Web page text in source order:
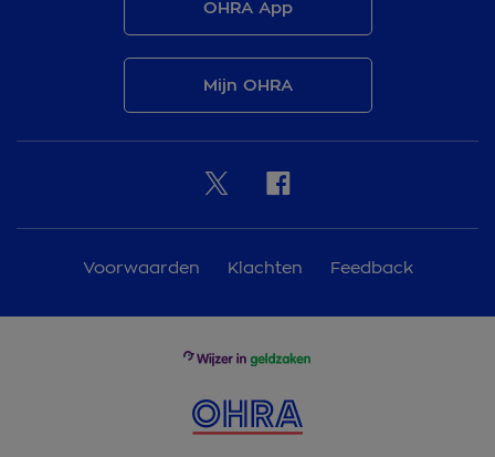
OHRA App
Mijn OHRA
Voorwaarden Klachten Feedback